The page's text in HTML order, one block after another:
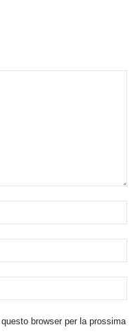
browser per la prossima